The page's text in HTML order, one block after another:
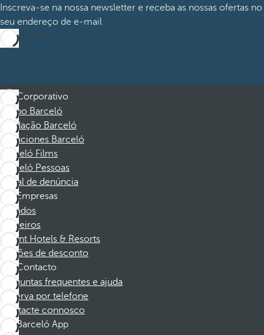
Inscreva-se na nossa newsletter e receba as nossas ofertas no
seu endereço de e-mail
Subscrever
Corporativo
Grupo Barceló
Fundação Barceló
Vacaciones Barceló
Barceló Films
Barceló Pessoas
Canal de denúncia
Empresas
Afiliados
Parceiros
Dorint Hotels & Resorts
Cupões de desconto
Contacto
Perguntas frequentes e ajuda
Reserva por telefone
Contacte connosco
Barceló App